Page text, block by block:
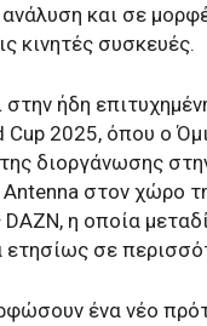
και σε
κινητές συσκευές.
ήδη
Cup 2025, όπου ο
διοργάνωσης
Antenna στον χώρο
η οποία
ετησίως σε
ένα νέο